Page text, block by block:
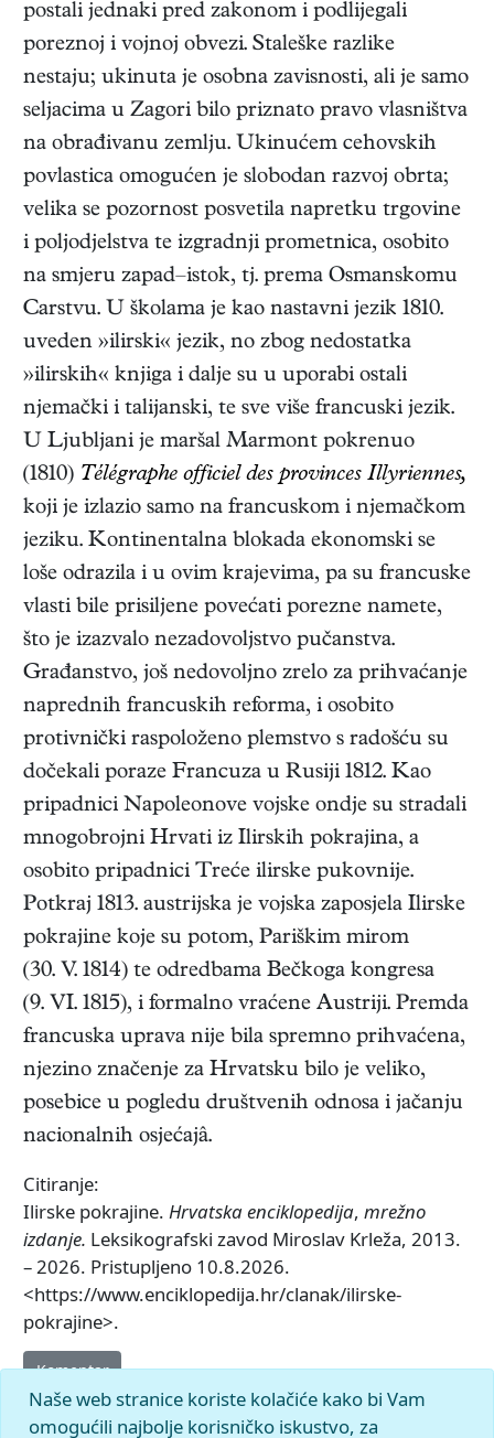
postali jednaki pred zakonom i podlijegali
poreznoj i vojnoj obvezi. Staleške razlike
nestaju; ukinuta je osobna zavisnosti, ali je samo
seljacima u Zagori bilo priznato pravo vlasništva
na obrađivanu zemlju. Ukinućem cehovskih
povlastica omogućen je slobodan razvoj obrta;
velika se pozornost posvetila napretku trgovine
i poljodjelstva te izgradnji prometnica, osobito
na smjeru zapad–istok, tj. prema Osmanskomu
Carstvu. U školama je kao nastavni jezik 1810.
uveden »ilirski« jezik, no zbog nedostatka
»ilirskih« knjiga i dalje su u uporabi ostali
njemački i talijanski, te sve više francuski jezik.
U Ljubljani je maršal Marmont pokrenuo
(1810) Télégraphe officiel des provinces Illyriennes,
koji je izlazio samo na francuskom i njemačkom
jeziku. Kontinentalna blokada ekonomski se
loše odrazila i u ovim krajevima, pa su francuske
vlasti bile prisiljene povećati porezne namete,
što je izazvalo nezadovoljstvo pučanstva.
Građanstvo, još nedovoljno zrelo za prihvaćanje
naprednih francuskih reforma, i osobito
protivnički raspoloženo plemstvo s radošću su
dočekali poraze Francuza u Rusiji 1812. Kao
pripadnici Napoleonove vojske ondje su stradali
mnogobrojni Hrvati iz Ilirskih pokrajina, a
osobito pripadnici Treće ilirske pukovnije.
Potkraj 1813. austrijska je vojska zaposjela Ilirske
pokrajine koje su potom, Pariškim mirom
(30. V. 1814) te odredbama Bečkoga kongresa
(9. VI. 1815), i formalno vraćene Austriji. Premda
francuska uprava nije bila spremno prihvaćena,
njezino značenje za Hrvatsku bilo je veliko,
posebice u pogledu društvenih odnosa i jačanju
nacionalnih osjećajâ.
Citiranje:
Ilirske pokrajine. Hrvatska enciklopedija, mrežno
izdanje. Leksikografski zavod Miroslav Krleža, 2013.
– 2026. Pristupljeno 10.8.2026.
<https://www.enciklopedija.hr/clanak/ilirske-
pokrajine>.
Komentar
Naše web stranice koriste kolačiće kako bi Vam
omogućili najbolje korisničko iskustvo, za